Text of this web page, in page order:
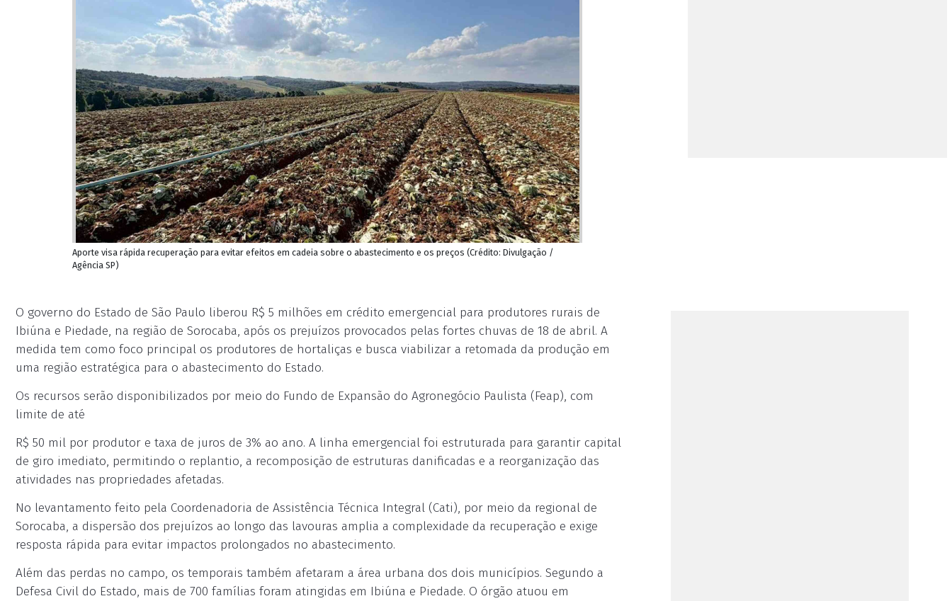
Aporte visa rápida recuperação para evitar efeitos em cadeia sobre o abastecimento e os preços (Crédito: Divulgação /
Agência SP)
O governo do Estado de São Paulo liberou R$ 5 milhões em crédito emergencial para produtores rurais de
Ibiúna e Piedade, na região de Sorocaba, após os prejuízos provocados pelas fortes chuvas de 18 de abril. A
medida tem como foco principal os produtores de hortaliças e busca viabilizar a retomada da produção em
uma região estratégica para o abastecimento do Estado.
Os recursos serão disponibilizados por meio do Fundo de Expansão do Agronegócio Paulista (Feap), com
limite de até
R$ 50 mil por produtor e taxa de juros de 3% ao ano. A linha emergencial foi estruturada para garantir capital
de giro imediato, permitindo o replantio, a recomposição de estruturas danificadas e a reorganização das
atividades nas propriedades afetadas.
No levantamento feito pela Coordenadoria de Assistência Técnica Integral (Cati), por meio da regional de
Sorocaba, a dispersão dos prejuízos ao longo das lavouras amplia a complexidade da recuperação e exige
resposta rápida para evitar impactos prolongados no abastecimento.
Além das perdas no campo, os temporais também afetaram a área urbana dos dois municípios. Segundo a
Defesa Civil do Estado, mais de 700 famílias foram atingidas em Ibiúna e Piedade. O órgão atuou em